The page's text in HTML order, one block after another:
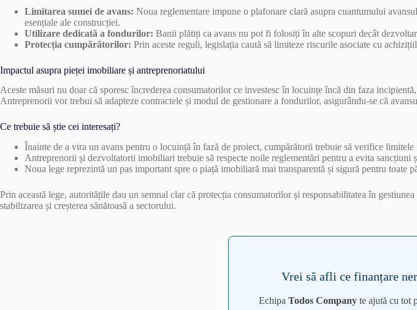
Limitarea sumei de avans: Noua reglementare impune o plafonare clară asupra cuantumului
esențiale ale construcției.
Utilizare dedicată a fondurilor: Banii plătiți ca avans nu pot fi folosiți în alte scopuri decât
Protecția cumpărătorilor: Prin aceste reguli, legislația caută să limiteze riscurile asociate cu
Impactul asupra pieței imobiliare și antreprenoriatului
Aceste măsuri nu doar că sporesc încrederea consumatorilor ce investesc în locuințe încă din faza
Antreprenorii vor trebui să adapteze contractele și modul de gestionare a fondurilor, asigurându-se că
Ce trebuie să știe cei interesați?
Înainte de a vira un avans pentru o locuință în fază de proiect, cumpărătorii trebuie să verifice
Antreprenorii și dezvoltatorii imobiliari trebuie să respecte noile reglementări pentru a evita sancțiuni
Noua lege reprezintă un pas important spre o piață imobiliară mai transparentă și sigură pentru toate
Prin această lege, autoritățile dau un semnal clar că protecția consumatorilor și responsabilitatea în
stabilizarea și creșterea sănătoasă a sectorului.
Vrei să afli ce finanțare
Echipa Todos Companyte ajută cu tot